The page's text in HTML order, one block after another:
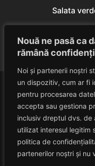
Nouă ne pasă ca
rămână
Noi și partenerii noștri
un dispozitiv, cum ar fi
pentru procesarea
accepta sau gestiona
inclusiv dreptul dvs. de
utilizat interesul legitim
politica de
partenerilor noștri și nu
Salata
Eduard